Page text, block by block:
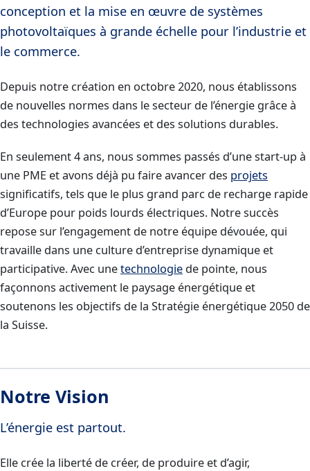
conception et la mise en œuvre de systèmes
photovoltaïques à grande échelle pour l’industrie et
le commerce.
Depuis notre création en octobre 2020, nous établissons
de nouvelles normes dans le secteur de l’énergie grâce à
des technologies avancées et des solutions durables.
En seulement 4 ans, nous sommes passés d’une start-up à
une PME et avons déjà pu faire avancer des projets
significatifs, tels que le plus grand parc de recharge rapide
d’Europe pour poids lourds électriques. Notre succès
repose sur l’engagement de notre équipe dévouée, qui
travaille dans une culture d’entreprise dynamique et
participative. Avec unetechnologie de pointe, nous
façonnons activement le paysage énergétique et
soutenons les objectifs de la Stratégie énergétique 2050 de
la Suisse.
Notre Vision
L’énergie est partout.
Elle crée la liberté de créer, de produire et d’agir,